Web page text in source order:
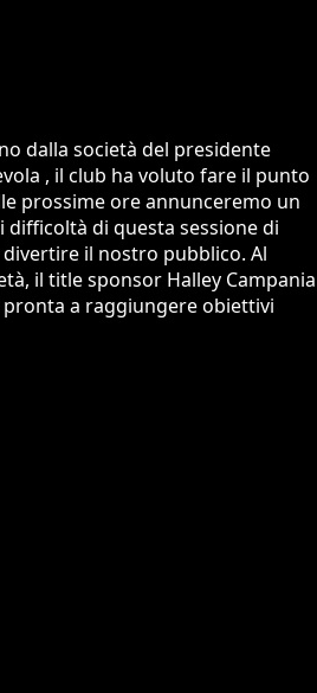
dalla società del presidente
, il club ha voluto fare il punto
prossime ore annunceremo un
di questa sessione di
il nostro pubblico. Al
il title sponsor Halley Campania
a raggiungere obiettivi